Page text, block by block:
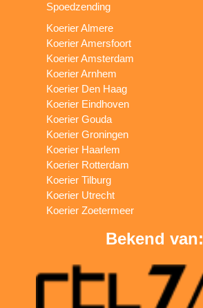
Spoedzending
Koerier Almere
Koerier Amersfoort
Koerier Amsterdam
Koerier Arnhem
Koerier Den Haag
Koerier Eindhoven
Koerier Gouda
Koerier Groningen
Koerier Haarlem
Koerier Rotterdam
Koerier Tilburg
Koerier Utrecht
Koerier Zoetermeer
Bekend van: